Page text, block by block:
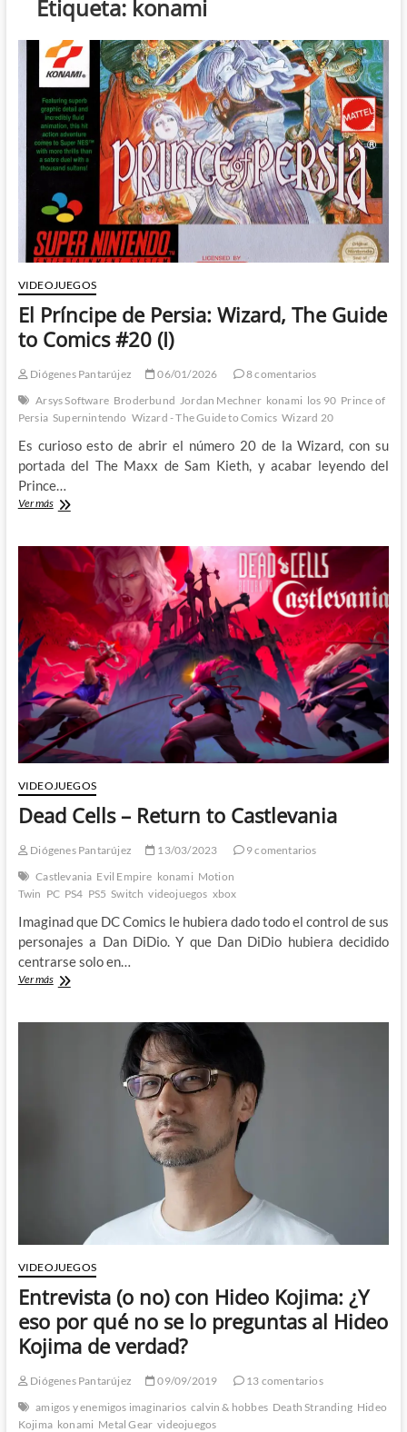
Etiqueta: konami
VIDEOJUEGOS
El Príncipe de Persia: Wizard, The Guide
to Comics #20 (I)
Diógenes Pantarújez 06/01/2026
8 comentarios
Arsys Software Broderbund Jordan Mechner konami los 90 Prince of
Persia Supernintendo Wizard - The Guide to Comics Wizard 20
Es curioso esto de abrir el número 20 de la Wizard, con su
portada del The Maxx de Sam Kieth, y acabar leyendo del
Prince…
Ver másEl
Persia:
Wizard,
The
Guide
to
Comics
#20
(I)
VIDEOJUEGOS
Dead Cells – Return to Castlevania
Diógenes Pantarújez 13/03/2023
9 comentarios
Castlevania Evil Empire konami Motion
Twin PC PS4 PS5 Switch videojuegos xbox
Imaginad que DC Comics le hubiera dado todo el control de sus
personajes a Dan DiDio. Y que Dan DiDio hubiera decidido
centrarse solo en…
Ver másDead
VIDEOJUEGOS
Entrevista (o no) con Hideo Kojima: ¿Y
eso por qué no se lo preguntas al Hideo
Kojima de verdad?
Diógenes Pantarújez 09/09/2019
13 comentarios
amigos y enemigos imaginarios calvin & hobbes Death Stranding Hideo
Kojima konami Metal Gear videojuegos